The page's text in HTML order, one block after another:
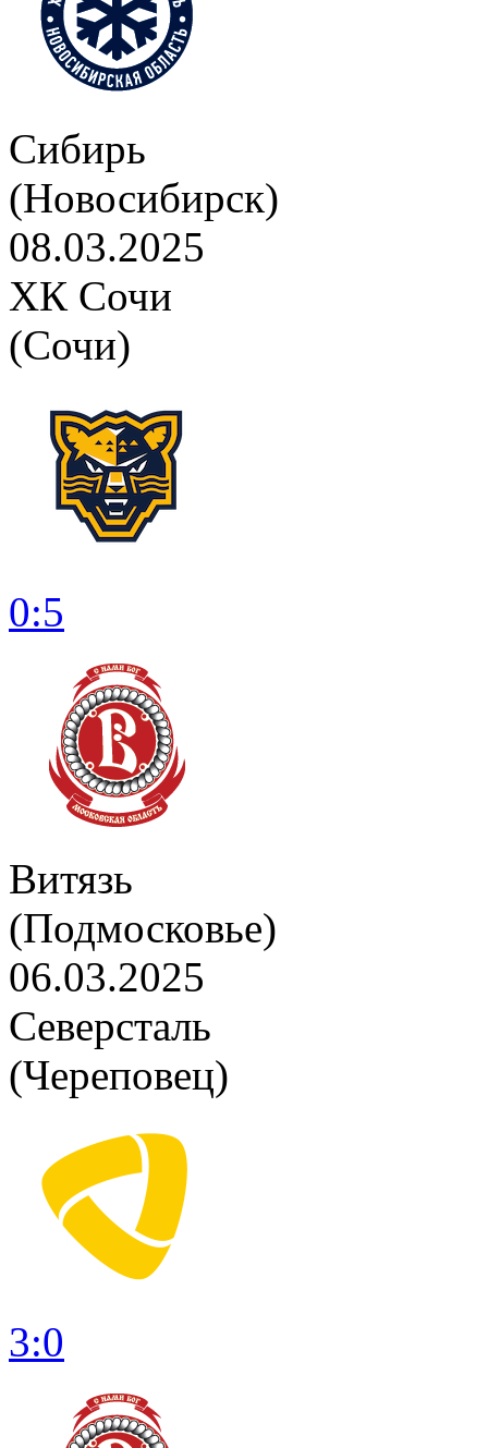
Сибирь
(Новосибирск)
08.03.2025
ХК Сочи
(Сочи)
0:5
Витязь
(Подмосковье)
06.03.2025
Северсталь
(Череповец)
3:0